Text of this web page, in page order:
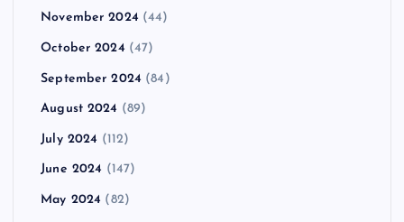
November 2024 (44)
October 2024 (47)
September 2024 (84)
August 2024 (89)
July 2024 (112)
June 2024 (147)
May 2024 (82)